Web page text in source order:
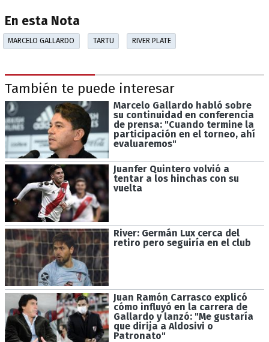
En esta Nota
MARCELO GALLARDO TARTU RIVER PLATE
También te puede interesar
Marcelo Gallardo habló sobre
su continuidad en conferencia
de prensa: "Cuando termine la
participación en el torneo, ahí
evaluaremos"
Juanfer Quintero volvió a
tentar a los hinchas con su
vuelta
River: Germán Lux cerca del
retiro pero seguiría en el club
Juan Ramón Carrasco explicó
cómo influyó en la carrera de
Gallardo y lanzó: "Me gustaría
que dirija a Aldosivi o
Patronato"